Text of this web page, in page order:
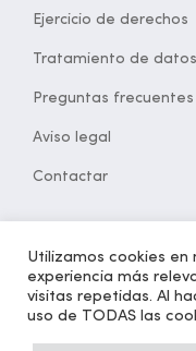
Ejercicio de derechos
Tratamiento de datos
Preguntas frecuentes
Aviso legal
Contactar
© 2021 Desarrollado
Utilizamos cookies
experiencia más
visitas repetidas. Al
uso de TODAS las